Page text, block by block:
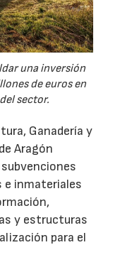
una inversión
de euros en
sector.
Ganadería y
Aragón
e inmateriales
y estructuras
para el